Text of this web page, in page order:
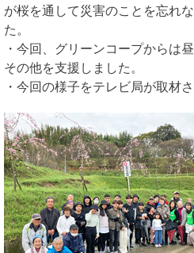
が桜を通して災害のことを忘れ
た。
・今回、グリーンコープからは
その他を支援しました。
・今回の様子をテレビ局が取材